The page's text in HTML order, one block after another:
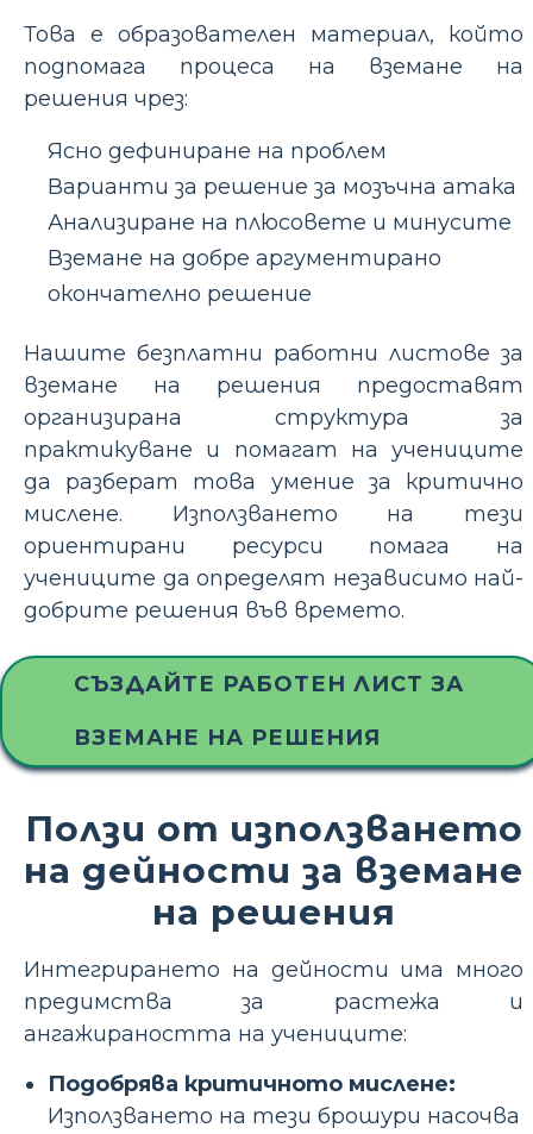
Това е образователен материал, който
подпомага процеса на вземане на
решения чрез:
Ясно дефиниране на проблем
Варианти за решение за мозъчна атака
Анализиране на плюсовете и минусите
Вземане на добре аргументирано
окончателно решение
Нашите безплатни работни листове за
вземане на решения предоставят
организирана структура за
практикуване и помагат на учениците
да разберат това умение за критично
мислене. Използването на тези
ориентирани ресурси помага на
учениците да определят независимо най-
добрите решения във времето.
СЪЗДАЙТЕ РАБОТЕН ЛИСТ ЗА
ВЗЕМАНЕ НА РЕШЕНИЯ
Ползи от използването
на дейности за вземане
на решения
Интегрирането на дейности има много
предимства за растежа и
ангажираността на учениците:
Подобрява критичното мислене:
Използването на тези брошури насочва